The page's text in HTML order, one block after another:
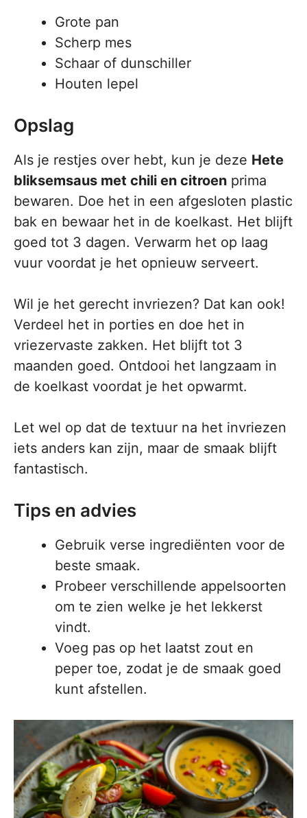
Grote pan
Scherp mes
Schaar of dunschiller
Houten lepel
Opslag
Als je restjes over hebt, kun je deze Hete
bliksemsaus met chili en citroen prima
bewaren. Doe het in een afgesloten plastic
bak en bewaar het in de koelkast. Het blijft
goed tot 3 dagen. Verwarm het op laag
vuur voordat je het opnieuw serveert.
Wil je het gerecht invriezen? Dat kan ook!
Verdeel het in porties en doe het in
vriezervaste zakken. Het blijft tot 3
maanden goed. Ontdooi het langzaam in
de koelkast voordat je het opwarmt.
Let wel op dat de textuur na het invriezen
iets anders kan zijn, maar de smaak blijft
fantastisch.
Tips en advies
Gebruik verse ingrediënten voor de
beste smaak.
Probeer verschillende appelsoorten
om te zien welke je het lekkerst
vindt.
Voeg pas op het laatst zout en
peper toe, zodat je de smaak goed
kunt afstellen.